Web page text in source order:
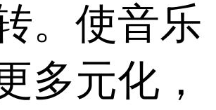
。使音乐
多元化，